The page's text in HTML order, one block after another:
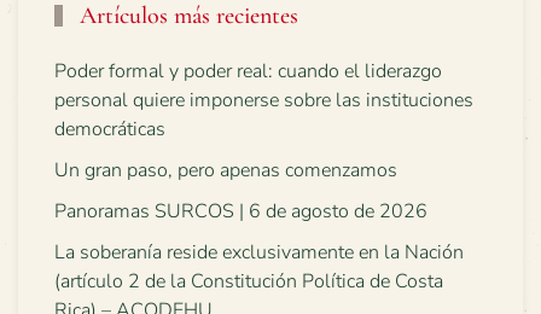
Artículos más recientes
Poder formal y poder real: cuando el liderazgo
personal quiere imponerse sobre las instituciones
democráticas
Un gran paso, pero apenas comenzamos
Panoramas SURCOS | 6 de agosto de 2026
La soberanía reside exclusivamente en la Nación
(artículo 2 de la Constitución Política de Costa